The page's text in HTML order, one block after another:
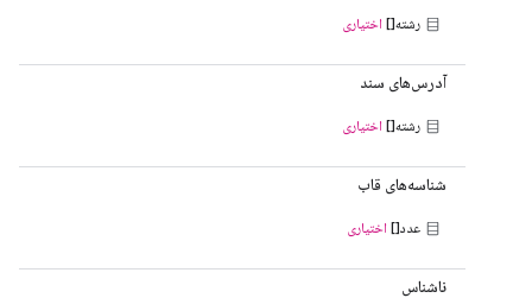
رشته[] اختیاری
آدرس‌های سند
رشته[] اختیاری
شناسه‌های قاب
عدد[] اختیاری
ناشناس